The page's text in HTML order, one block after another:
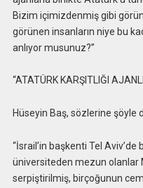
Bizim içimizdenmiş gibi
görünen insanların niye bu
anlıyor musunuz?”
“ATATÜRK KARŞITLIĞI
Hüseyin Baş, sözlerine şöyle
“İsrail’in başkenti Tel
üniversiteden mezun olanlar
serpiştirilmiş, birçoğunun